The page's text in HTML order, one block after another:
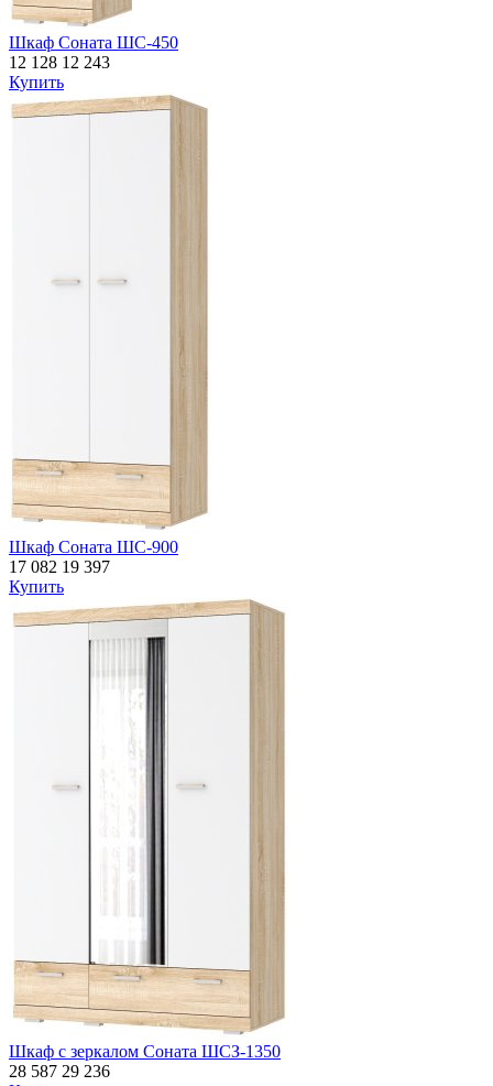
Шкаф Соната ШС-450
12 128 12 243
Купить
Шкаф Соната ШС-900
17 082 19 397
Купить
Шкаф с зеркалом Соната ШСЗ-1350
28 587 29 236